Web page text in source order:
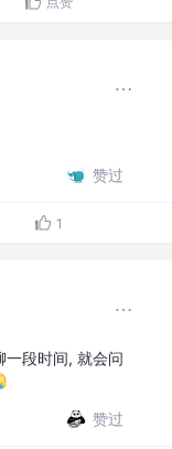
赞过
1
一段时间, 就会问
赞过